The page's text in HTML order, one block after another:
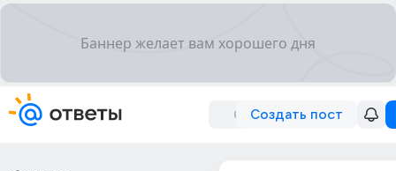
Создать пост